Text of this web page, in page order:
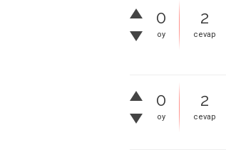
0
oy
2
cevap
0
oy
2
cevap